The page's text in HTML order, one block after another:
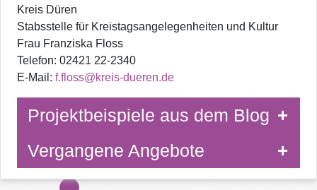
Kreis Düren
Stabsstelle für Kreistagsangelegenheiten und Kultur
Frau Franziska Floss
Telefon: 02421 22-2340
E-Mail: f.floss@kreis-dueren.de
Projektbeispiele aus dem Blog
Vergangene Angebote